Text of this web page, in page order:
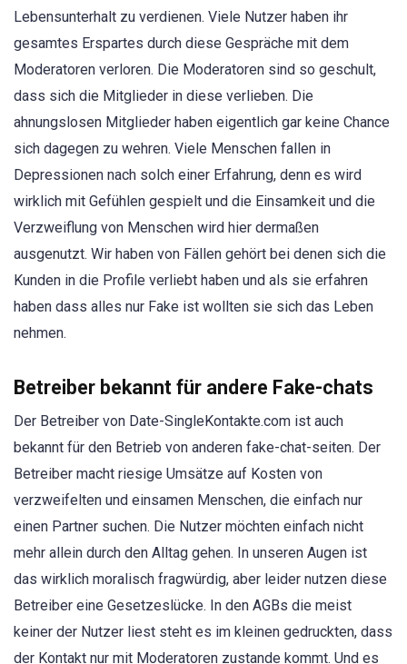
Lebensunterhalt zu verdienen. Viele Nutzer haben ihr
gesamtes Erspartes durch diese Gespräche mit dem
Moderatoren verloren. Die Moderatoren sind so geschult,
dass sich die Mitglieder in diese verlieben. Die
ahnungslosen Mitglieder haben eigentlich gar keine Chance
sich dagegen zu wehren. Viele Menschen fallen in
Depressionen nach solch einer Erfahrung, denn es wird
wirklich mit Gefühlen gespielt und die Einsamkeit und die
Verzweiflung von Menschen wird hier dermaßen
ausgenutzt. Wir haben von Fällen gehört bei denen sich die
Kunden in die Profile verliebt haben und als sie erfahren
haben dass alles nur Fake ist wollten sie sich das Leben
nehmen.
Betreiber bekannt für andere Fake-chats
Der Betreiber von Date-SingleKontakte.com ist auch
bekannt für den Betrieb von anderen fake-chat-seiten. Der
Betreiber macht riesige Umsätze auf Kosten von
verzweifelten und einsamen Menschen, die einfach nur
einen Partner suchen. Die Nutzer möchten einfach nicht
mehr allein durch den Alltag gehen. In unseren Augen ist
das wirklich moralisch fragwürdig, aber leider nutzen diese
Betreiber eine Gesetzeslücke. In den AGBs die meist
keiner der Nutzer liest steht es im kleinen gedruckten, dass
der Kontakt nur mit Moderatoren zustande kommt. Und es